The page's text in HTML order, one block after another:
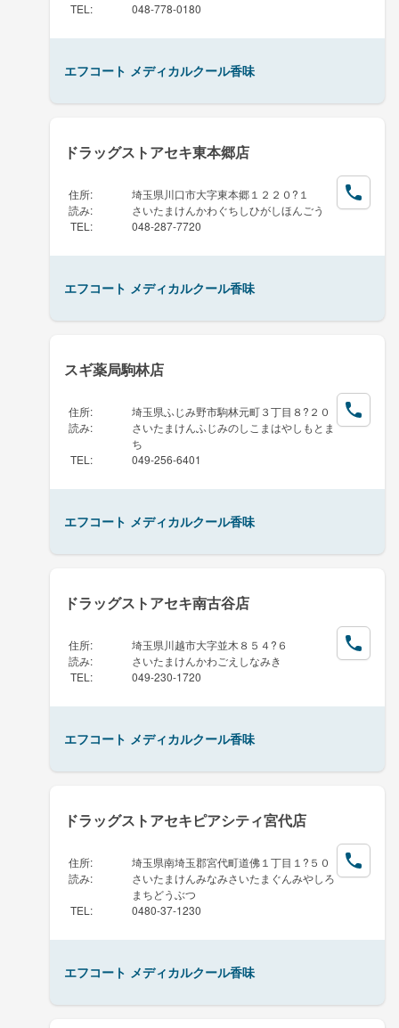
TEL : 048-778-0180
エフコート メディカルクール香味
ドラッグストアセキ東本郷店
住所:
埼玉県川口市大字東本郷１２２０?１
読み:
さいたまけんかわぐちしひがしほんごう
TEL : 048-287-7720
エフコート メディカルクール香味
スギ薬局駒林店
住所:
埼玉県ふじみ野市駒林元町３丁目８?２０
読み:
さいたまけんふじみのしこまはやしもとま
ち
TEL : 049-256-6401
エフコート メディカルクール香味
ドラッグストアセキ南古谷店
住所:
埼玉県川越市大字並木８５４?６
読み:
さいたまけんかわごえしなみき
TEL : 049-230-1720
エフコート メディカルクール香味
ドラッグストアセキピアシティ宮代店
住所:
埼玉県南埼玉郡宮代町道佛１丁目１?５０
読み:
さいたまけんみなみさいたまぐんみやしろ
まちどうぶつ
TEL : 0480-37-1230
エフコート メディカルクール香味